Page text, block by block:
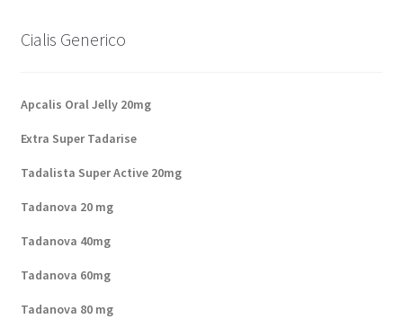
Cialis Generico
Apcalis Oral Jelly 20mg
Extra Super Tadarise
Tadalista Super Active 20mg
Tadanova 20 mg
Tadanova 40mg
Tadanova 60mg
Tadanova 80 mg